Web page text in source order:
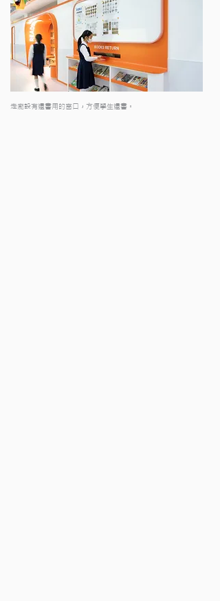
​走廊設有還書用的窗口，方便學生還書。